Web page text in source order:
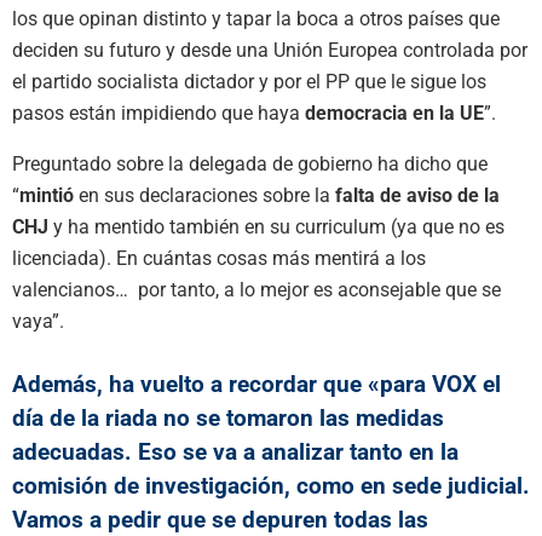
los que opinan distinto y tapar la boca a otros países que
deciden su futuro y desde una Unión Europea controlada por
el partido socialista dictador y por el PP que le sigue los
pasos están impidiendo que haya democracia en la UE”.
Preguntado sobre la delegada de gobierno ha dicho que
“mintió en sus declaraciones sobre la falta de aviso de la
CHJ y ha mentido también en su curriculum (ya que no es
licenciada). En cuántas cosas más mentirá a los
valencianos… por tanto, a lo mejor es aconsejable que se
vaya”.
Además, ha vuelto a recordar que «para VOX el
día de la riada no se tomaron las medidas
adecuadas. Eso se va a analizar tanto en la
comisión de investigación, como en sede judicial.
Vamos a pedir que se depuren todas las